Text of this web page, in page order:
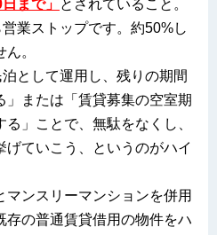
まで」 とされていること。
業ストップです。約50%し
。
として運用し、残りの期間
」または「賃貸募集の空室期
」ことで、無駄をなくし、
ていこう、というのがハイ
マンスリーマンションを併用
存の普通賃貸借用の物件をハ